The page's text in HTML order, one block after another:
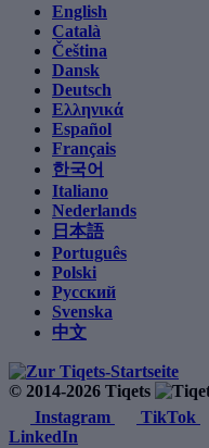
English
Català
Čeština
Dansk
Deutsch
Ελληνικά
Español
Français
한국어
Italiano
Nederlands
日本語
Português
Polski
Русский
Svenska
中文
© 2014-2026 Tiqets
Instagram
TikTok
LinkedIn